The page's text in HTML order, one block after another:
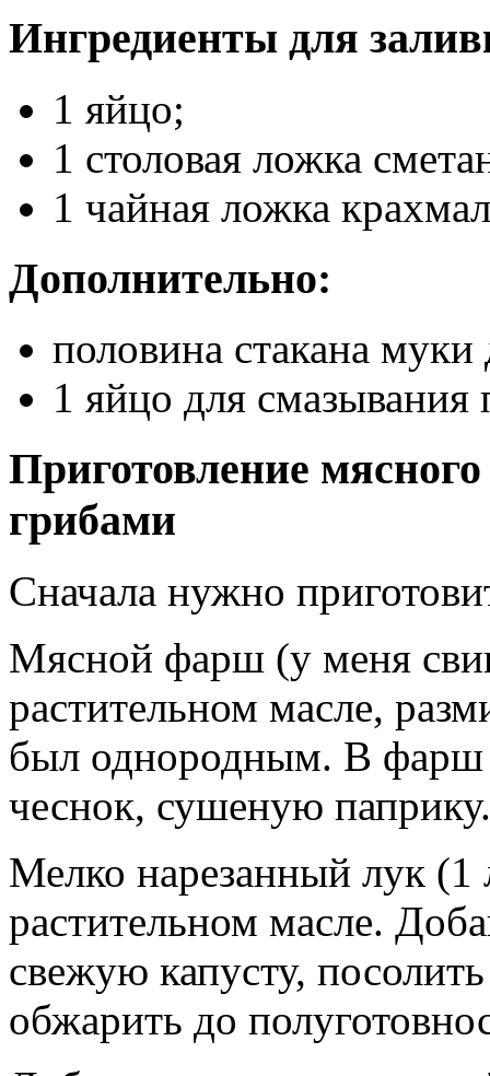
Ингредиенты для
1 яйцо;
1 столовая ложка
1 чайная ложка
Дополнительно:
половина стакана муки
1 яйцо для смазывания
Приготовление
грибами
Сначала нужно
Мясной фарш (у меня
растительном масле,
был однородным. В фарш
чеснок, сушеную паприку.
Мелко нарезанный лук (1
растительном масле.
свежую капусту,
обжарить до